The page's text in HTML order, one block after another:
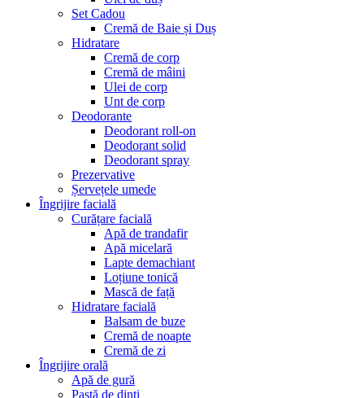
Set Cadou
Cremă de Baie și Duș
Hidratare
Cremă de corp
Cremă de mâini
Ulei de corp
Unt de corp
Deodorante
Deodorant roll-on
Deodorant solid
Deodorant spray
Prezervative
Șervețele umede
Îngrijire facială
Curățare facială
Apă de trandafir
Apă micelară
Lapte demachiant
Loțiune tonică
Mască de față
Hidratare facială
Balsam de buze
Cremă de noapte
Cremă de zi
Îngrijire orală
Apă de gură
Pastă de dinți